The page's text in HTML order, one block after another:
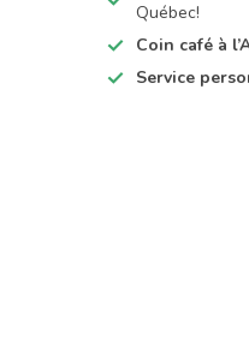
Québec!
Coin café à
Service